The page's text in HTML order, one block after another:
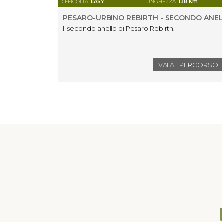
DIFFICOLTÀ: EASY LUNGHEZZA:138 Km
PESARO-URBINO REBIRTH - SECONDO
Il secondo anello di Pesaro Rebirth.
VAI AL PERCORSO